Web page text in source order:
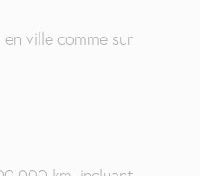
ville comme sur